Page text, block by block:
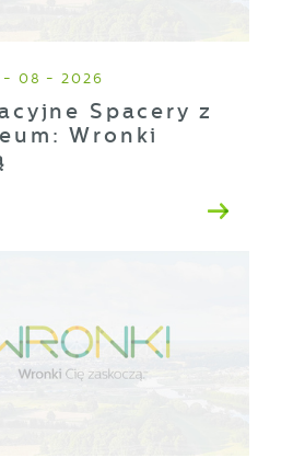
- 08 - 2026
Spacery z
Wronki